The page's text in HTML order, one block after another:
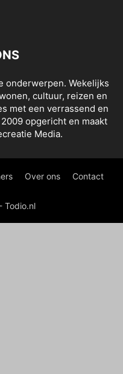
onderwerpen. Wekelijks
cultuur, reizen en
met een verrassend en
opgericht en maakt
Media.
Over ons Contact